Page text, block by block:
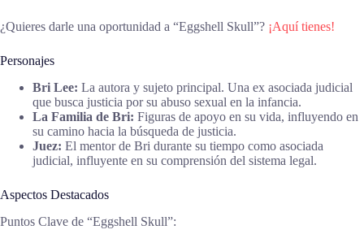
¿Quieres darle una oportunidad a “Eggshell Skull”? ¡Aquí tienes!
Personajes
Bri Lee: La autora y sujeto principal. Una ex asociada judicial
que busca justicia por su abuso sexual en la infancia.
La Familia de Bri: Figuras de apoyo en su vida, influyendo en
su camino hacia la búsqueda de justicia.
Juez: El mentor de Bri durante su tiempo como asociada
judicial, influyente en su comprensión del sistema legal.
Aspectos Destacados
Puntos Clave de “Eggshell Skull”: